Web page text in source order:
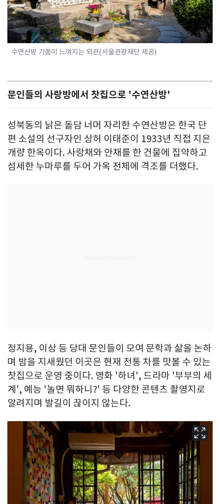
수연산방 기품이 느껴지는 외관(서울관광재단 제공)
문인들의 사랑방에서 찻집으로 '수연산방'
성북동의 낡은 돌담 너머 자리한 수연산방은 한국 단
편 소설의 선구자인 상허 이태준이 1933년 직접 지은
개량 한옥이다. 사랑채와 안채를 한 건물에 집약하고
섬세한 누마루를 두어 가옥 전체에 격조를 더했다.
정지용, 이상 등 당대 문인들이 모여 문학과 삶을 논하
며 밤을 지새웠던 이곳은 현재 전통 차를 맛볼 수 있는
찻집으로 운영 중이다. 영화 '하녀', 드라마 '부부의 세
계', 예능 '놀면 뭐하니?' 등 다양한 콘텐츠 촬영지로
알려지며 발길이 끊이지 않는다.